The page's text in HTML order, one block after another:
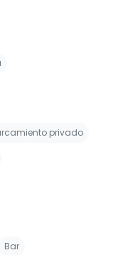
privado
Bar